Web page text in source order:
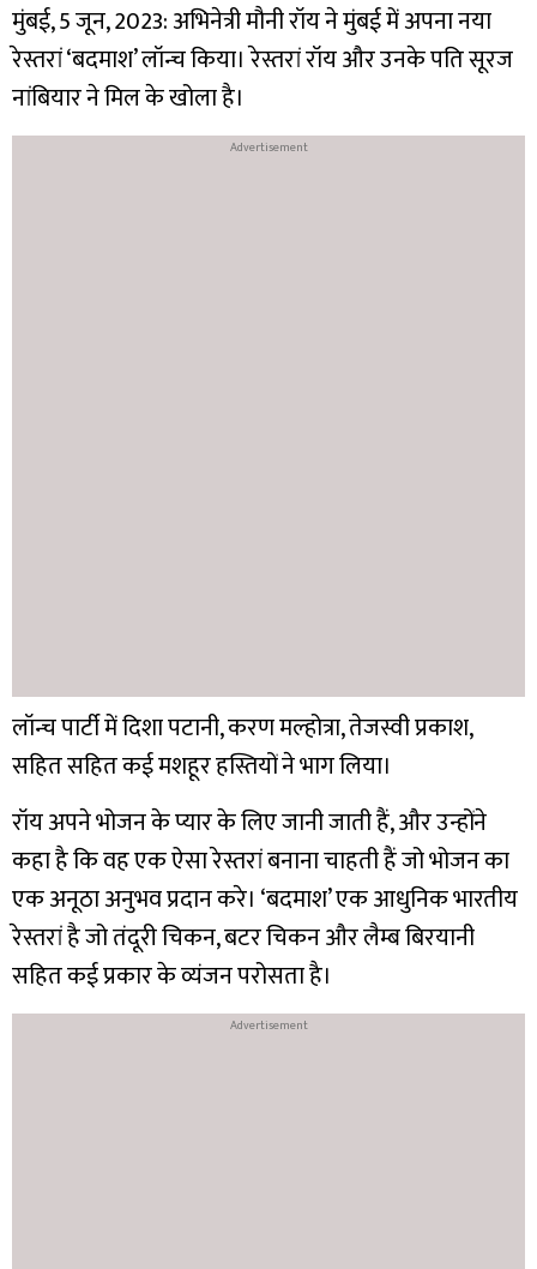
मुंबई, 5 जून, 2023: अभिनेत्री मौनी रॉय ने मुंबई में अपना नया
रेस्तरां ‘बदमाश’ लॉन्च किया। रेस्तरां रॉय और उनके पति सूरज
नांबियार ने मिल के खोला है।
लॉन्च पार्टी में दिशा पटानी, करण मल्होत्रा, तेजस्वी प्रकाश,
सहित सहित कई मशहूर हस्तियों ने भाग लिया।
रॉय अपने भोजन के प्यार के लिए जानी जाती हैं, और उन्होंने
कहा है कि वह एक ऐसा रेस्तरां बनाना चाहती हैं जो भोजन का
एक अनूठा अनुभव प्रदान करे। ‘बदमाश’ एक आधुनिक भारतीय
रेस्तरां है जो तंदूरी चिकन, बटर चिकन और लैम्ब बिरयानी
सहित कई प्रकार के व्यंजन परोसता है।